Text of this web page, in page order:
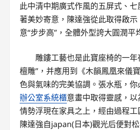
此中清中期廣式作風的五屏式、
著美妙寄意，陳達強從此取得啟
意“步步高”，全體外型誇大圓潤
雕鏤工藝也是此寶座椅的一
檀雕”，并應用到《木韻鳳凰來儀
色與氣味的完美協調。張水瓶，
辦公室系統櫃意畫中取得靈感，
情勢浮現在家具之上，經由過程
陳達強自japan(日本)觀光后便對